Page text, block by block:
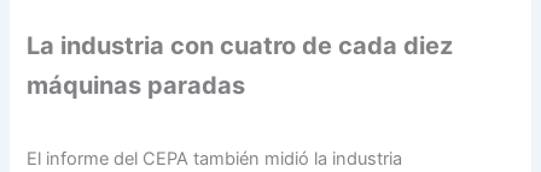
La industria con cuatro de cada diez
máquinas paradas
El informe del CEPA también midió la industria